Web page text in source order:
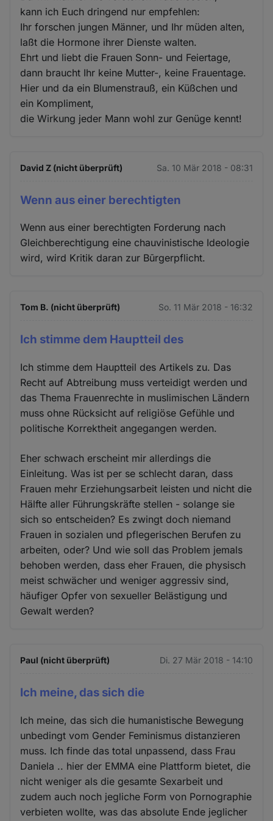
kann ich Euch dringend nur empfehlen:
Ihr forschen jungen Männer, und Ihr müden alten,
laßt die Hormone ihrer Dienste walten.
Ehrt und liebt die Frauen Sonn- und Feiertage,
dann braucht Ihr keine Mutter-, keine Frauentage.
Hier und da ein Blumenstrauß, ein Küßchen und
ein Kompliment,
die Wirkung jeder Mann wohl zur Genüge kennt!
David Z (nicht überprüft) Sa. 10 Mär 2018 - 08:31
Wenn aus einer berechtigten
Wenn aus einer berechtigten Forderung nach
Gleichberechtigung eine chauvinistische Ideologie
wird, wird Kritik daran zur Būrgerpflicht.
Tom B. (nicht überprüft) So. 11 Mär 2018 - 16:32
Ich stimme dem Hauptteil des
Ich stimme dem Hauptteil des Artikels zu. Das
Recht auf Abtreibung muss verteidigt werden und
das Thema Frauenrechte in muslimischen Ländern
muss ohne Rücksicht auf religiöse Gefühle und
politische Korrektheit angegangen werden.
Eher schwach erscheint mir allerdings die
Einleitung. Was ist per se schlecht daran, dass
Frauen mehr Erziehungsarbeit leisten und nicht die
Hälfte aller Führungskräfte stellen - solange sie
sich so entscheiden? Es zwingt doch niemand
Frauen in sozialen und pflegerischen Berufen zu
arbeiten, oder? Und wie soll das Problem jemals
behoben werden, dass eher Frauen, die physisch
meist schwächer und weniger aggressiv sind,
häufiger Opfer von sexueller Belästigung und
Gewalt werden?
Paul (nicht überprüft) Di. 27 Mär 2018 - 14:10
Ich meine, das sich die
Ich meine, das sich die humanistische Bewegung
unbedingt vom Gender Feminismus distanzieren
muss. Ich finde das total unpassend, dass Frau
Daniela .. hier der EMMA eine Plattform bietet, die
nicht weniger als die gesamte Sexarbeit und
zudem auch noch jegliche Form von Pornographie
verbieten wollte, was das absolute Ende jeglicher